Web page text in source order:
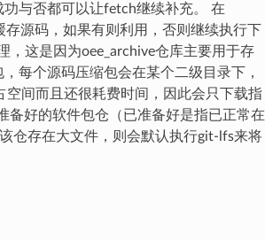
与否都可以让fetch继续补充。 在
源码，如果有则利用，否则继续执行下
，这是因为oee_archive仓库主要用于存
每个源码压缩包会在某个二级目录下，
空间而且还很耗费时间，因此会只下载指
备好的软件包仓（已准备好是指已正常在
仓存在大文件，则会默认执行git-lfs来将